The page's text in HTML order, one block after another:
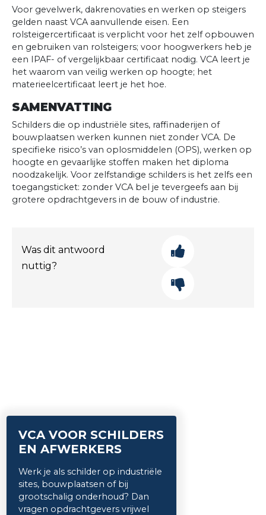
Voor gevelwerk, dakrenovaties en werken op steigers
gelden naast VCA aanvullende eisen. Een
rolsteigercertificaat is verplicht voor het zelf opbouwen
en gebruiken van rolsteigers; voor hoogwerkers heb je
een IPAF- of vergelijkbaar certificaat nodig. VCA leert je
het waarom van veilig werken op hoogte; het
materieelcertificaat leert je het hoe.
SAMENVATTING
Schilders die op industriële sites, raffinaderijen of
bouwplaatsen werken kunnen niet zonder VCA. De
specifieke risico’s van oplosmiddelen (OPS), werken op
hoogte en gevaarlijke stoffen maken het diploma
noodzakelijk. Voor zelfstandige schilders is het zelfs een
toegangsticket: zonder VCA bel je tevergeefs aan bij
grotere opdrachtgevers in de bouw of industrie.
Was dit antwoord
nuttig?
VCA VOOR SCHILDERS
EN AFWERKERS
Werk je als schilder op industriële
sites, bouwplaatsen of bij
grootschalig onderhoud? Dan
vragen opdrachtgevers vrijwel